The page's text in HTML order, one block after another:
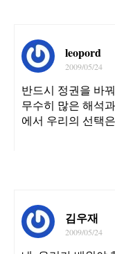
leopord
2009/05/24
반드시 정권을 바
무수히 많은 해석
에서 우리의 선택
김우재
2009/05/24